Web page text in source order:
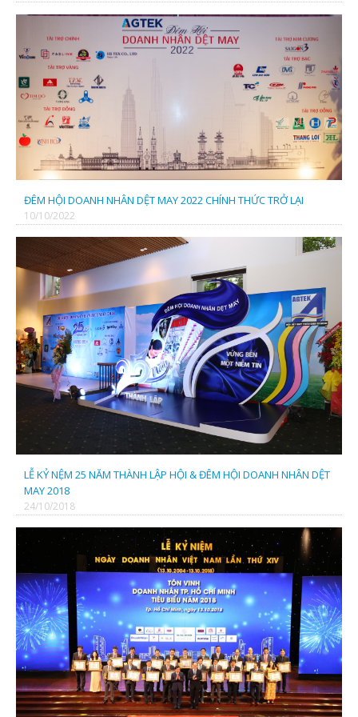
ĐÊM HỘI DOANH NHÂN DỆT MAY 2022 CHÍNH THỨC TRỞ LẠI
10/10/2022
LỄ KỶ NỆM 25 NĂM THÀNH LẬP HỘI & ĐÊM HỘI DOANH NHÂN DỆT
MAY 2018
24/10/2018
Cty TNHH Dệt May Quốc Tế Mavana
CÔNG TY TNHH HIẾU HẢO
CÔNG TY TNHH SX TM DỆT MAY MINH QUÂN
CÔNG TY TNHH MAY MẶC XK MINH KHANG
CTY TNHH CÔNG NGHỆ THỂ THAO TIÊN PHONG
CTY TNHH TM & KỸ THUẬT MỘC NHIÊN
CTY TNHH SX TM DỆT DNP